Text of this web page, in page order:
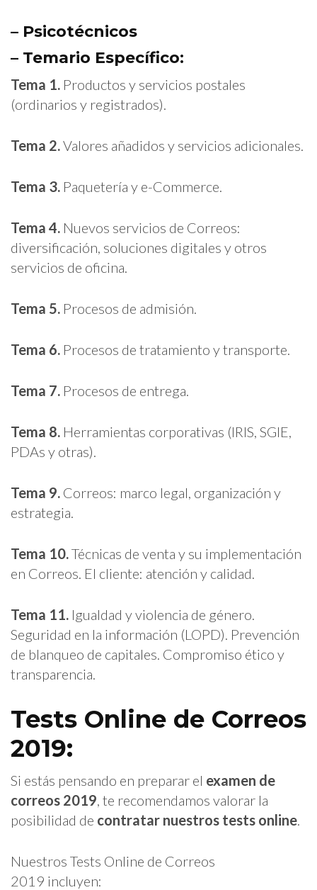
– Psicotécnicos
– Temario Específico:
Tema 1. Productos y servicios postales
(ordinarios y registrados).
Tema 2.Valores añadidos y servicios adicionales.
Tema 3. Paquetería y e-Commerce.
Tema 4. Nuevos servicios de Correos:
diversificación, soluciones digitales y otros
servicios de oficina.
Tema 5. Procesos de admisión.
Tema 6. Procesos de tratamiento y transporte.
Tema 7. Procesos de entrega.
Tema 8. Herramientas corporativas (IRIS, SGIE,
PDAs y otras).
Tema 9. Correos: marco legal, organización y
estrategia.
Tema 10.Técnicas de venta y su implementación
en Correos. El cliente: atención y calidad.
Tema 11. Igualdad y violencia de género.
Seguridad en la información (LOPD). Prevención
de blanqueo de capitales. Compromiso ético y
transparencia.
Tests Online de Correos
2019:
Si estás pensando en preparar el examen de
correos 2019 , te recomendamos valorar la
posibilidad de contratar nuestros tests online
Nuestros Tests Online de Correos
2019 incluyen: